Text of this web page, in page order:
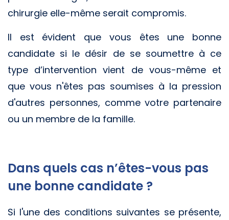
chirurgie elle-même serait compromis.
Il est évident que vous êtes une bonne
candidate si le désir de se soumettre à ce
type d’intervention vient de vous-même et
que vous n'êtes pas soumises à la pression
d'autres personnes, comme votre partenaire
ou un membre de la famille.
Dans quels cas n’êtes-vous pas
une bonne candidate ?
Si l'une des conditions suivantes se présente,